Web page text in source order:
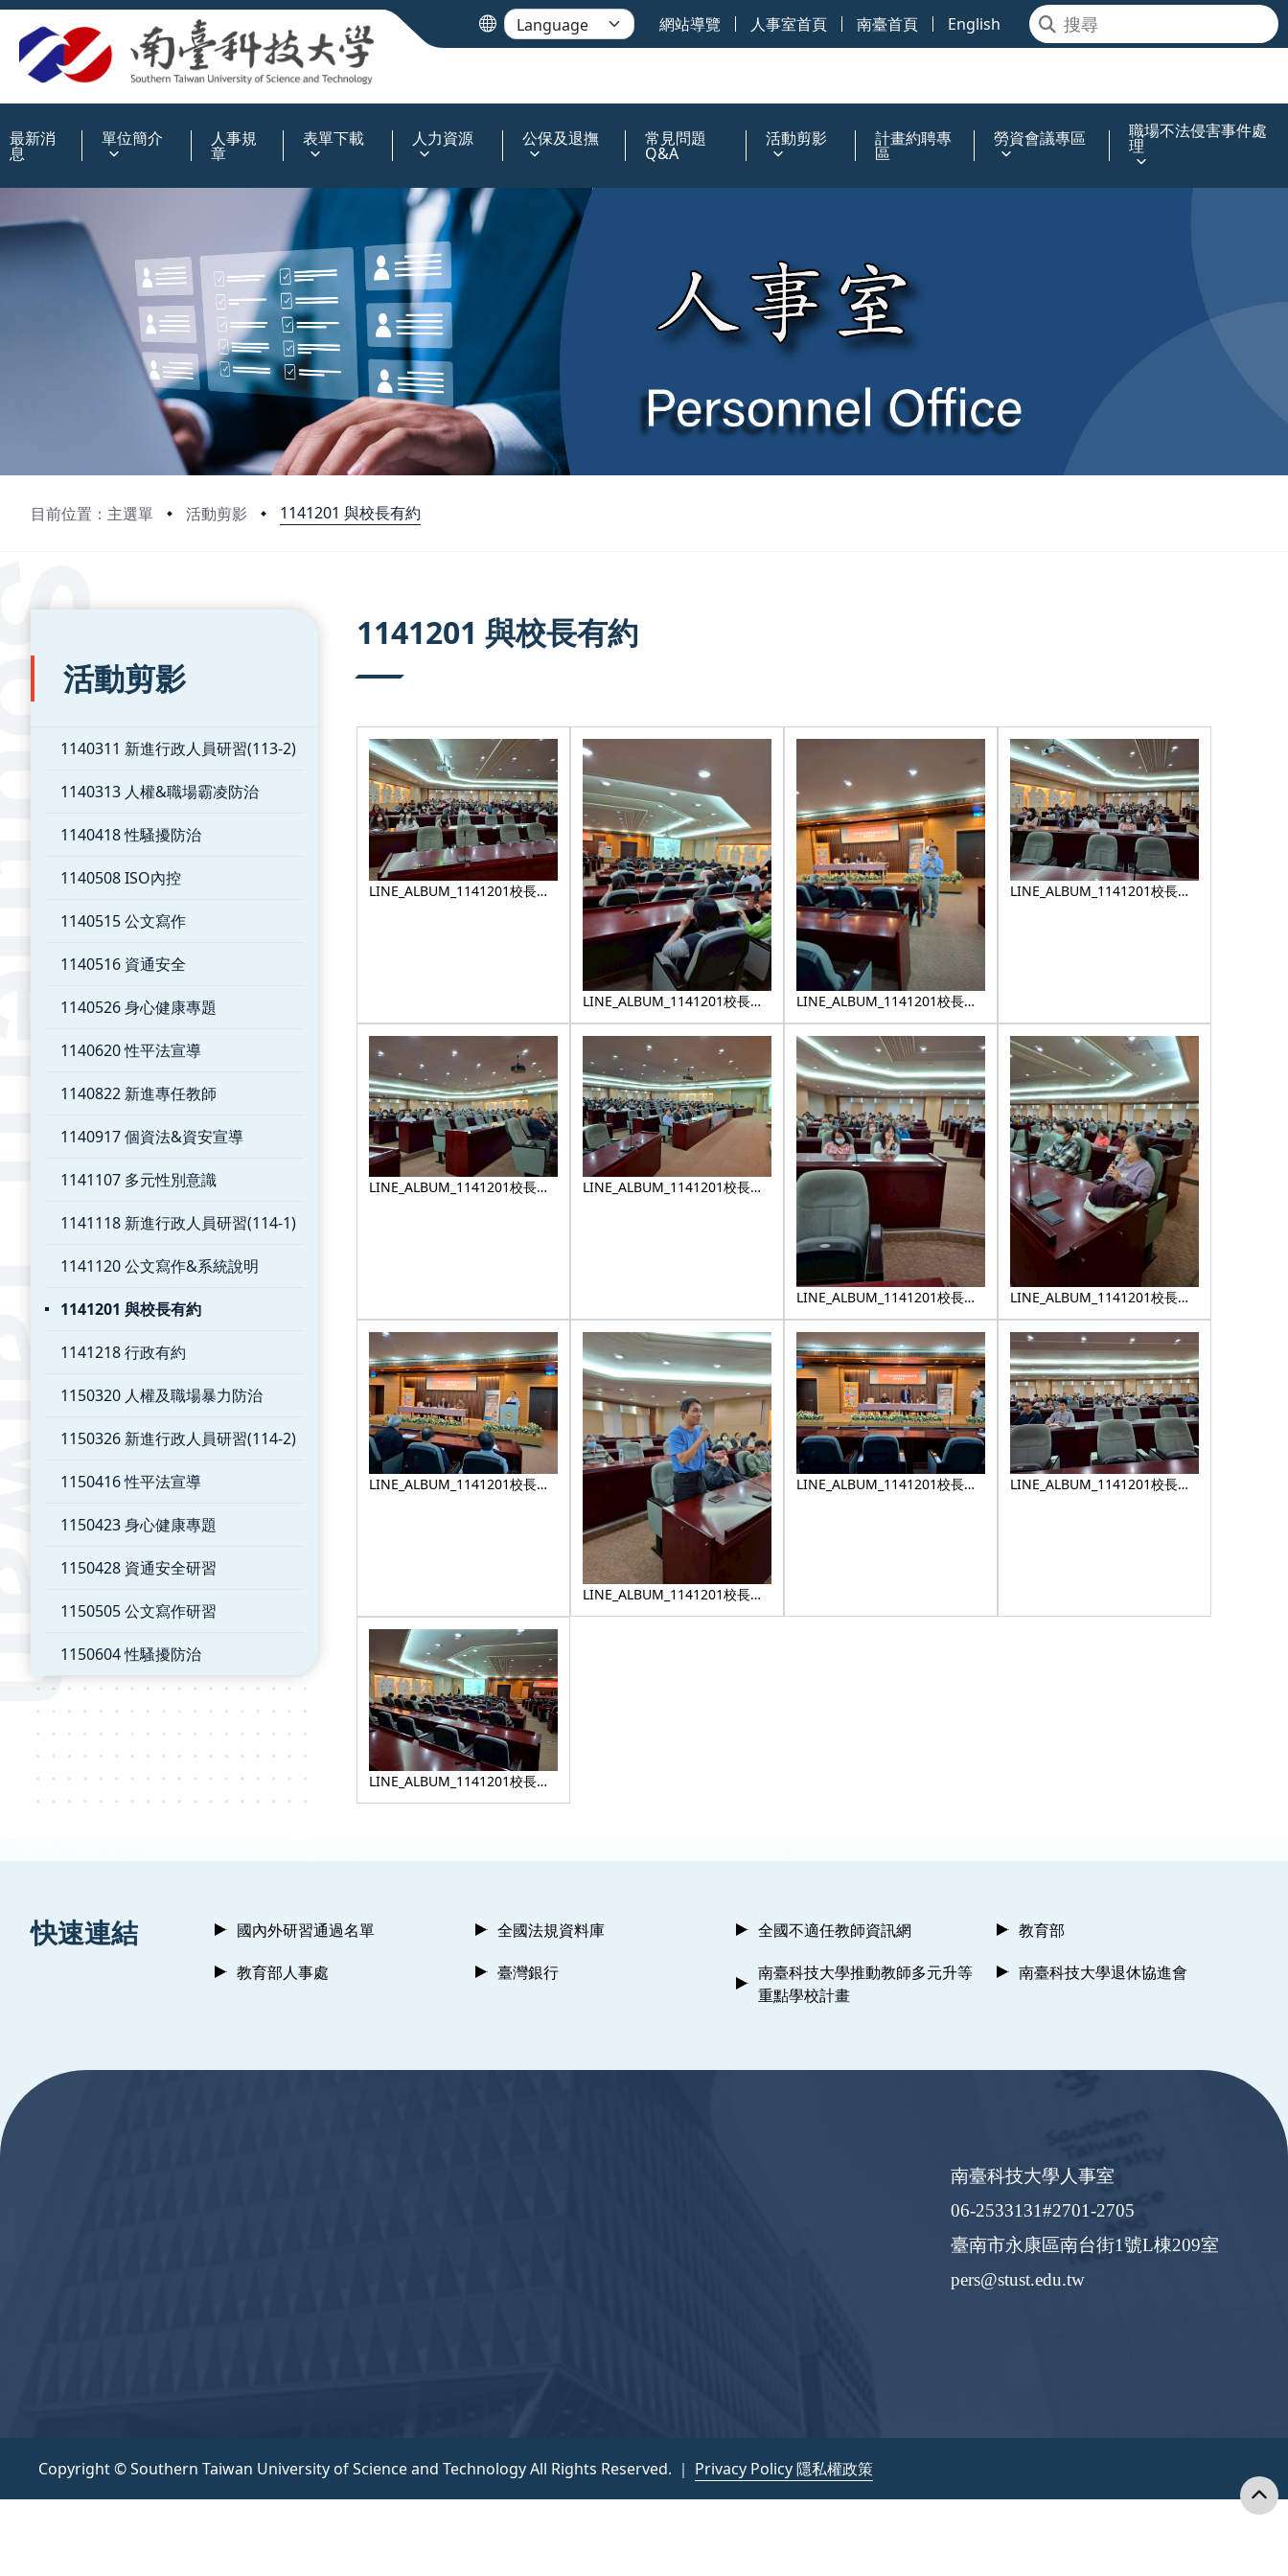
網站導覽 人事室首頁 南臺首頁 English
最新消
息
單位簡介 人事規
章
表單下載 人力資源 公保及退撫 常見問題
Q&A
活動剪影 計畫約聘專
區
勞資會議專區 職場不法侵害事件處
理
目前位置：主選單 活動剪影 1141201 與校長有約
:::
活動剪影
1140311 新進行政人員研習(113-2)
1140313 人權&職場霸凌防治
1140418 性騷擾防治
1140508 ISO內控
1140515 公文寫作
1140516 資通安全
1140526 身心健康專題
1140620 性平法宣導
1140822 新進專任教師
1140917 個資法&資安宣導
1141107 多元性別意識
1141118 新進行政人員研習(114-1)
1141120 公文寫作&系統說明
1141201 與校長有約
1141218 行政有約
1150320 人權及職場暴力防治
1150326 新進行政人員研習(114-2)
1150416 性平法宣導
1150423 身心健康專題
1150428 資通安全研習
1150505 公文寫作研習
1150604 性騷擾防治
1141201 與校長有約
LINE_ALBUM_1141201校長有
LINE_ALBUM_1141201校長有
約_251224_10
LINE_ALBUM_1141201校長有
約_251224_14
LINE_ALBUM_1141201校長有
LINE_ALBUM_1141201校長有
LINE_ALBUM_1141201校長有
LINE_ALBUM_1141201校長有
約_251224_25
LINE_ALBUM_1141201校長有
約_251224_27
LINE_ALBUM_1141201校長有
LINE_ALBUM_1141201校長有
約_251224_30
LINE_ALBUM_1141201校長有
LINE_ALBUM_1141201校長有
LINE_ALBUM_1141201校長有
約_251224_9
快速連結 國內外研習通過名單 全國法規資料庫 全國不適任教師資訊網
教育部
教育部人事處
臺灣銀行
南臺科技大學推動教師多元升等
重點學校計畫
南臺科技大學退休協進會
南臺科技大學人事室
06-2533131#2701-2705
臺南市永康區南台街1號L棟209室
pers@stust.edu.tw
Copyright © Southern Taiwan University of Science and Technology All Rights Reserved. ｜ Privacy Policy 隱私權政策